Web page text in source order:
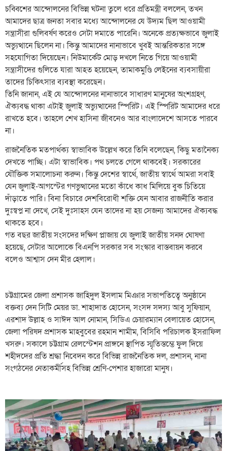
চব্বিশের আন্দোলনের বিভিন্ন ঘটনা তুলে ধরে প্রতিমন্ত্রী বললেন, তখন
আমাদের ছাত্র জনতা সবার মধ্যে আন্দোলনের যে উদ্যম ছিল আওয়ামী
সন্ত্রাসীরা গুলিবর্ষণ করেও সেটা দমাতে পারেনি। অনেকে প্রত্যক্ষভাবে জুলাই
অভ্যুত্থানে ছিলেন না। কিন্তু আমাদের নানাভাবে খুবই আন্তরিকতার সঙ্গে
সহযোগিতা দিয়েছেন। নিউমার্কেট মোড় দখলে নিতে গিয়ে আওয়ামী
সন্ত্রাসীদের গুলিতে যারা আহত হয়েছেন, তামাকমুণ্ডি লেইনের ব্যবসায়ীরা
তাদের চিকিৎসার ব্যবস্থা করেছেন।
তিনি জানান, এই যে আন্দোলনের নানাভাবে সাধারণ মানুষের অংশগ্রহণ,
ঐক্যবদ্ধ থাকা এটাই জুলাই অভ্যুত্থানের স্পিরিট। এই স্পিরিট আমাদের ধরে
রাখতে হবে। তাহলে শেখ হাসিনা জীবনেও আর বাংলাদেশে আসতে পারবে
না।
রাজনৈতিক মতপার্থক্য স্বাভাবিক উল্লেখ করে তিনি বলেছেন, কিছু মতানৈক্য
দেখতে পাচ্ছি। এটা স্বাভাবিক। পথ চলতে গেলে থাকবেই। সরকারের
যৌক্তিক সমালোচনা করুন। কিন্তু দেশের স্বার্থে, জাতীয় স্বার্থে আমরা সবাই
যেন জুলাই-আগস্টের গণভুত্থানের মতো কাঁধে কাধ মিলিয়ে বুক চিতিয়ে
দাঁড়াতে পারি। বিনা বিচারে দেশবিরোধী শক্তি যেন আবার রাজনীতি করার
দুঃস্বপ্ন না দেখে, সেই দুঃসাহস যেন তাদের না হয় সেজন্য আমাদের ঐক্যবদ্ধ
থাকতে হবে।
গত বছর জাতীয় সংসদের দক্ষিণ প্লাজায় যে জুলাই জাতীয় সনদ ঘোষণা
হয়েছে, সেটার আলোকে বিএনপি সরকার সব সংস্কার বাস্তবায়ন করবে
বলেও আশ্বাস দেন মীর হেলাল।
চট্টগ্রামের জেলা প্রশাসক জাহিদুল ইসলাম মিঞার সভাপতিত্বে অনুষ্ঠানে
বক্তব্য দেন সিটি মেয়র ডা. শাহাদাত হোসেন, সংসদ সদস্য আবু সুফিয়ান,
এরশাদ উল্লাহ ও সাঈদ আল নোমান, সিডিএ চেয়ারম্যান বেলায়েত হোসেন,
জেলা পরিষদ প্রশাসক মাহবুবের রহমান শামীম, বিসিবি পরিচালক ইসরাফিল
খসরু। সকালে চট্টগ্রাম রেলস্টেশন প্রাঙ্গনে স্থাপিত স্মৃতিস্তম্ভে ফুল দিয়ে
শহীদদের প্রতি শ্রদ্ধা নিবেদন করে বিভিন্ন রাজনৈতিক দল, প্রশাসন, নানা
সংগঠনের নেতাকর্মীসহ বিভিন্ন শ্রেণি-পেশার হাজারো মানুষ।